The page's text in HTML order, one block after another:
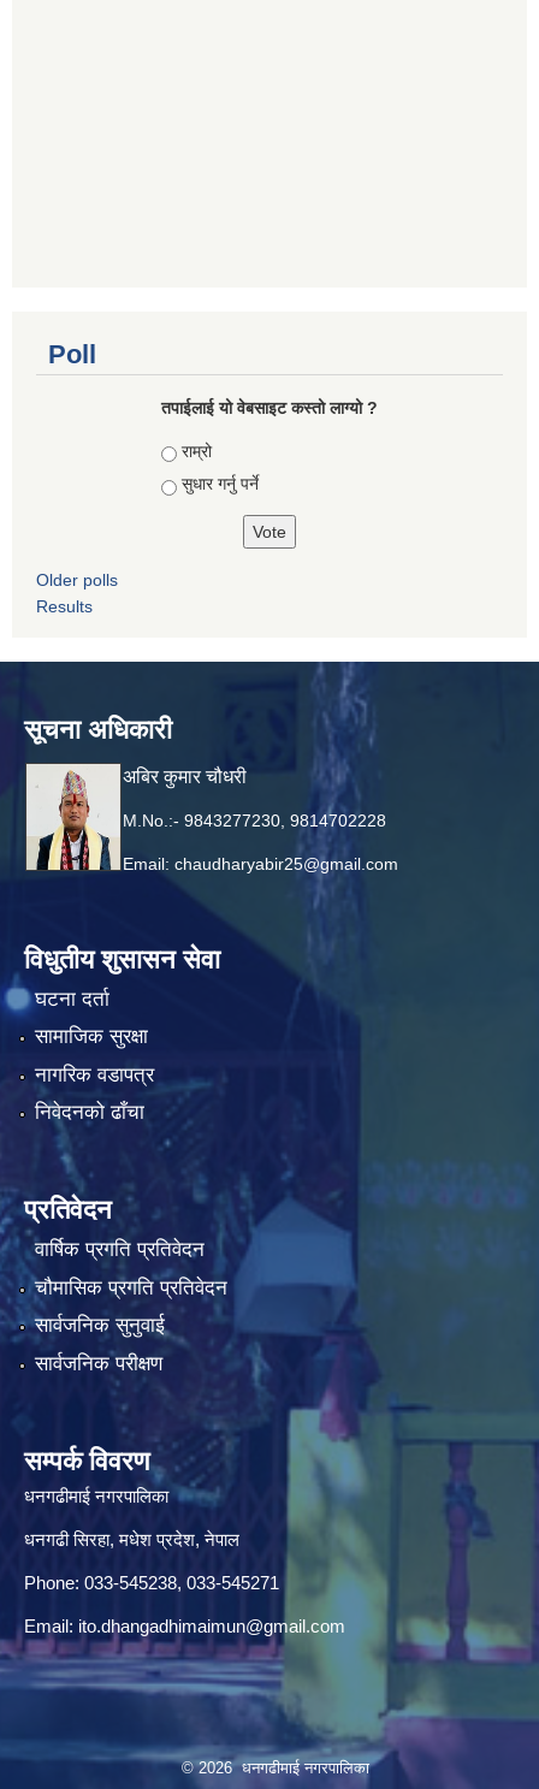
Poll
तपाई‌लाई यो वेबसाइट कस्तो लाग्यो ?
Choices
राम्रो
सुधार गर्नु पर्ने
Older polls
Results
सूचना अधिकारी
अबिर कुमार चौधरी
M.No.:- 9843277230, 9814702228
Email: chaudharyabir25@gmail.com
विधुतीय शुसासन सेवा
घटना दर्ता
सामाजिक सुरक्षा
नागरिक वडापत्र
निवेदनको ढाँचा
प्रतिवेदन
वार्षिक प्रगति प्रतिवेदन
चौमासिक प्रगति प्रतिवेदन
सार्वजनिक सुनुवाई
सार्वजनिक परीक्षण
सम्पर्क विवरण
धनगढीमाई नगरपालिका
धनगढी सिरहा, मधेश प्रदेश, नेपाल
Phone: 033-545238, 033-545271
Email: ito.dhangadhimaimun@gmail.com
© 2026 धनगढीमाई नगरपालिका